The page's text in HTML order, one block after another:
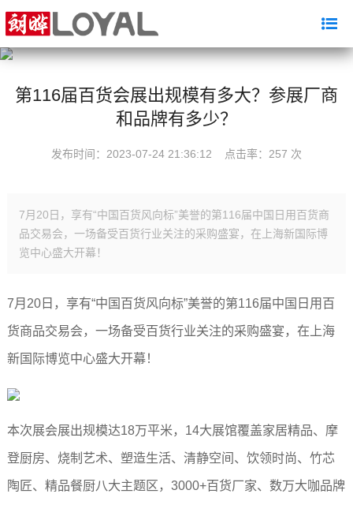
第116届百货会展出规模有多大？参展厂商
和品牌有多少？
发布时间：2023-07-24 21:36:12 点击率： 257 次
7月20日，享有“中国百货风向标”美誉的第116届中国日用百货商
品交易会，一场备受百货行业关注的采购盛宴，在上海新国际博
览中心盛大开幕！
7月20日，享有“中国百货风向标”美誉的第116届中国日用百
货商品交易会，一场备受百货行业关注的采购盛宴，在上海
新国际博览中心盛大开幕！
本次展会展出规模达18万平米，14大展馆覆盖家居精品、摩
登厨房、烧制艺术、塑造生活、清静空间、饮领时尚、竹芯
陶匠、精品餐厨八大主题区，3000+百货厂家、数万大咖品牌